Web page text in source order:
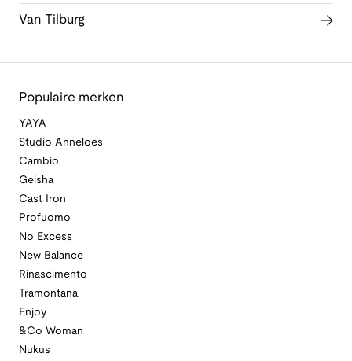
Van Tilburg
Populaire merken
YAYA
Studio Anneloes
Cambio
Geisha
Cast Iron
Profuomo
No Excess
New Balance
Rinascimento
Tramontana
Enjoy
&Co Woman
Nukus